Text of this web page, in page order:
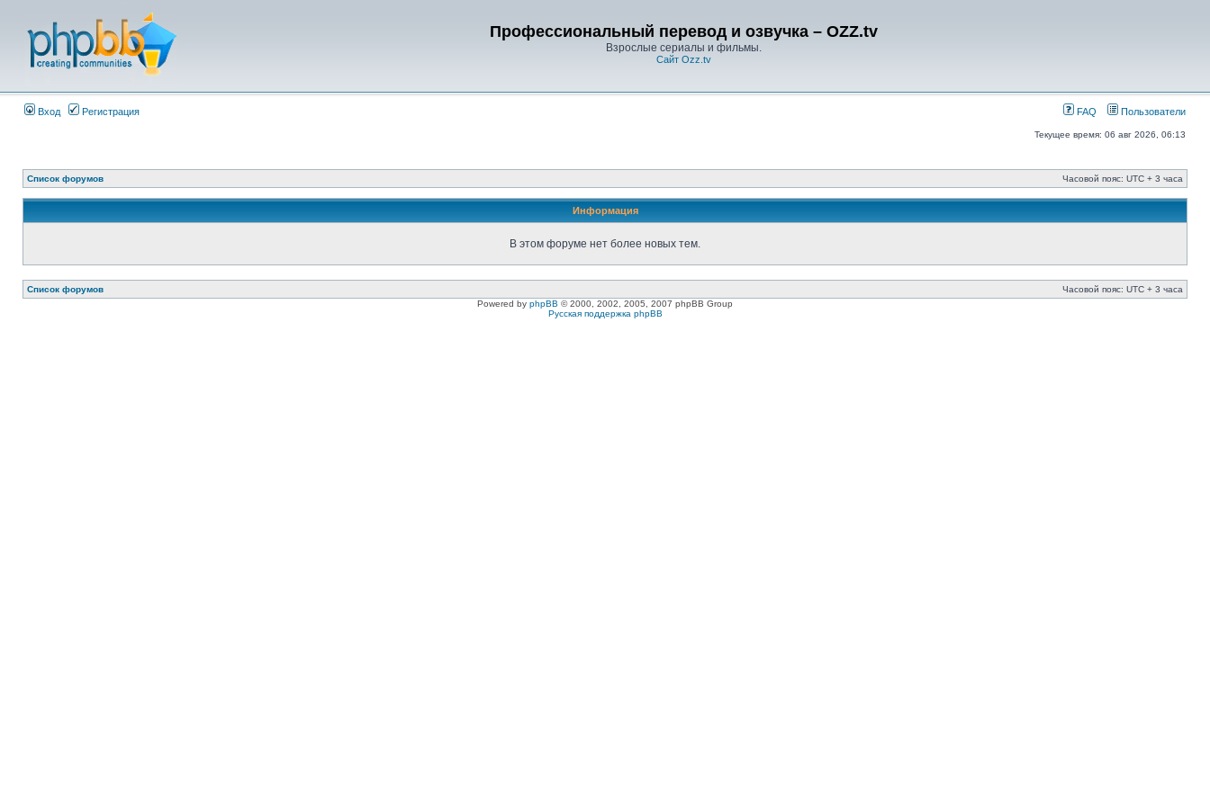
Профессиональный перевод и озвучка – OZZ.tv
Взрослые сериалы и фильмы.
Сайт Ozz.tv
Вход Регистрация FAQ Пользователи
Текущее время: 06 авг 2026, 06:13
Список форумов Часовой пояс: UTC + 3 часа
Информация
В этом форуме нет более новых тем.
Список форумов
Часовой пояс: UTC + 3 часа
Powered by phpBB © 2000, 2002, 2005, 2007 phpBB Group
Русская поддержка phpBB